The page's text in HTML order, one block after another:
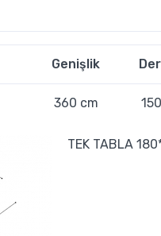
Genişlik
360 cm
TEK TABLA